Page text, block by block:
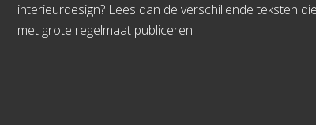
interieurdesign? Lees dan de verschillende teksten
met grote regelmaat publiceren.